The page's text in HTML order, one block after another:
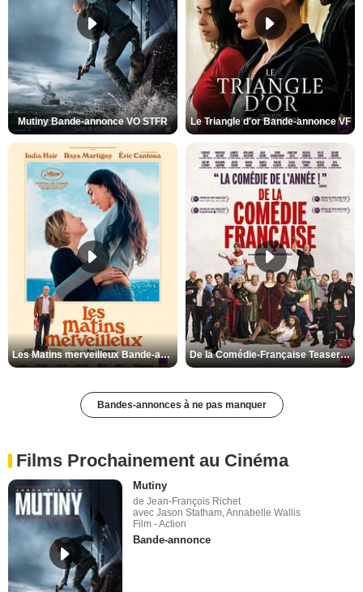
Mutiny Bande-annonce VO STFR Le Triangle d'or Bande-annonce VF
Les Matins merveilleux Bande-annonce VF De la Comédie-Française Teaser VF
Bandes-annonces à ne pas manquer
Films Prochainement au Cinéma
Mutiny
de Jean-François Richet
avec Jason Statham, Annabelle Wallis
Film - Action
Bande-annonce